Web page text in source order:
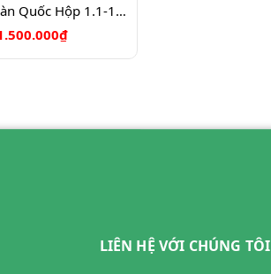
Nho sữa Hàn Quốc Hộp 1.1-1.3kg
LIÊN HỆ VỚI CHÚNG TÔI